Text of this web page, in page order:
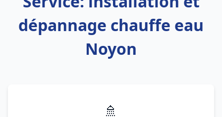
dépannage chauffe eau
Noyon
🚿